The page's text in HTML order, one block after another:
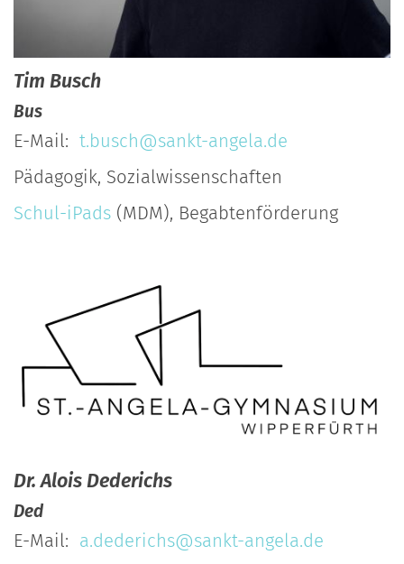
Tim Busch
Bus
E-Mail: t.busch@sankt-angela.de
Pädagogik, Sozialwissenschaften
Schul-iPads (MDM), Begabtenförderung
Dr.AloisDederichs
Ded
E-Mail: a.dederichs@sankt-angela.de